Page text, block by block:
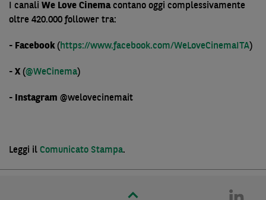
I canali We Love Cinemacontano oggi complessivamente
oltre 420.000 follower tra:
- Facebook ( https://www.facebook.com/WeLoveCinemaITA)
- X (@WeCinema)
- Instagram @welovecinemait
Leggi il Comunicato Stampa.